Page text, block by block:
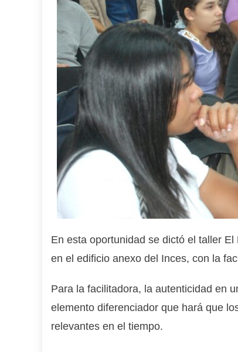
En esta oportunidad se dictó el taller
en el edificio anexo del Inces, con la
Para la facilitadora, la autenticidad en
elemento diferenciador que hará que
relevantes en el tiempo.